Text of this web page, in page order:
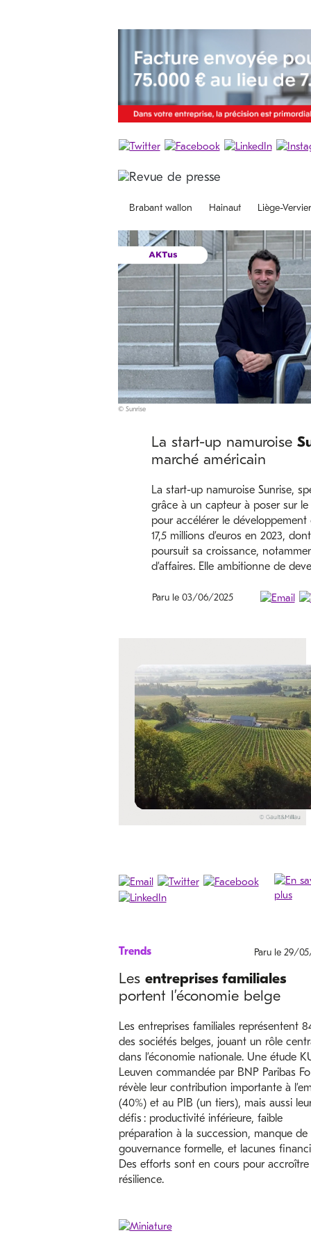
Brabant wallon Hainaut Liège-
© Sunrise
La start-up namuroise
marché américain
La start-up namuroise Sunrise,
grâce à un capteur à poser sur
pour accélérer le
17,5 millions d’euros en 2023,
poursuit sa croissance,
d’affaires. Elle ambitionne de
Paru le 03/06/2025
Trends Paru le 29/
Les entreprises familiales
portent l’économie belge
Les entreprises familiales représentent
des sociétés belges, jouant un rôle
dans l’économie nationale. Une étude
Leuven commandée par BNP Paribas
révèle leur contribution importante à
(40%) et au PIB (un tiers), mais aussi
défis : productivité inférieure, faible
préparation à la succession, manque de
gouvernance formelle, et lacunes
Des efforts sont en cours pour accroître
résilience.